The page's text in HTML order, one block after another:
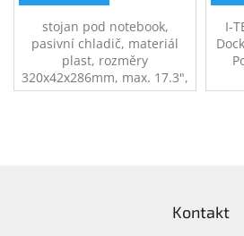
stojan pod notebook,
pasivní chladič, materiál
plast, rozměry
320x42x286mm, max. 17.3",
nosnost 6kg, možnost
I-
Kontakt